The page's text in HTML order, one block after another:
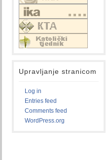
Upravljanje stranicom
Log in
Entries feed
Comments feed
WordPress.org